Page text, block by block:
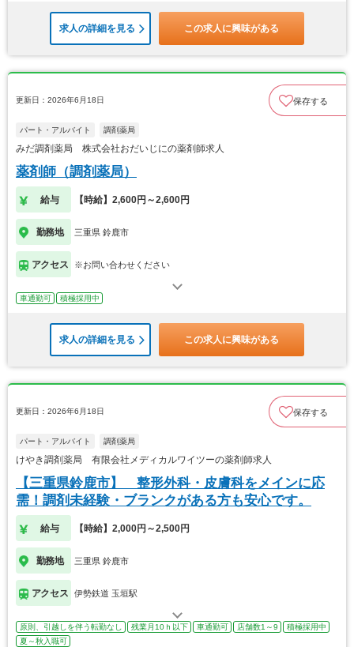
求人の詳細を見る この求人に興味がある
更新日：2026年6月18日 保存する
パート・アルバイト 調剤薬局
みだ調剤薬局 株式会社おだいじにの薬剤師求人
薬剤師（調剤薬局）
給与 【時給】2,600円～2,600円
勤務地 三重県 鈴鹿市
アクセス ※お問い合わせください
車通勤可 積極採用中
求人の詳細を見る この求人に興味がある
更新日：2026年6月18日 保存する
パート・アルバイト 調剤薬局
けやき調剤薬局 有限会社メディカルワイツーの薬剤師求人
【三重県鈴鹿市】 整形外科・皮膚科をメインに応
需！調剤未経験・ブランクがある方も安心です。
給与 【時給】2,000円～2,500円
勤務地 三重県 鈴鹿市
アクセス 伊勢鉄道 玉垣駅
原則、引越しを伴う転勤なし 残業月10ｈ以下 車通勤可 店舗数1～9
積極採用中
夏～秋入職可